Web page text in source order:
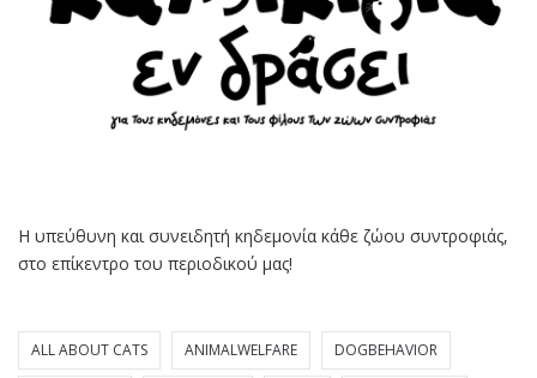
Η υπεύθυνη και συνειδητή κηδεμονία κάθε ζώου συντροφιάς,
στο επίκεντρο του περιοδικού μας!
ALL ABOUT CATS ANIMALWELFARE DOGBEHAVIOR